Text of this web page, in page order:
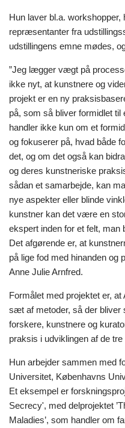
Hun laver bl.a.
repræsentanter fra
udstillingens emne mødes,
”Jeg lægger vægt på
ikke nyt, at kunstnere og
projekt er en ny
på, som så bliver formidlet
handler ikke kun om et
og fokuserer på, hvad både
det, og om det også kan
og deres kunstneriske
sådan et samarbejde, kan
nye aspekter eller blinde
kunstner kan det være en
ekspert inden for et felt,
Det afgørende er, at
på lige fod med hinanden og
Anne Julie Arnfred.
Formålet med projektet er,
sæt af metoder, så der bliver
forskere, kunstnere og
praksis i udviklingen af de
Hun arbejder sammen med
Universitet, Københavns
Et eksempel er
Secrecy', med delprojektet
Maladies’, som handler om